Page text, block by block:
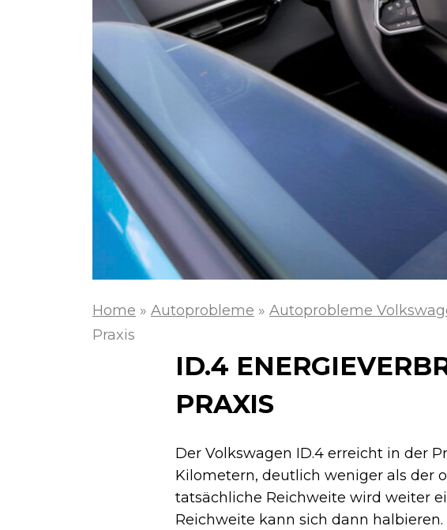
Home » Autoprobleme » Autoprobleme
Praxis
ID.4
PRAXIS
Der Volkswagen ID.4 erreicht in der
Kilometern, deutlich weniger als der
tatsächliche Reichweite wird weiter
Reichweite kann sich dann